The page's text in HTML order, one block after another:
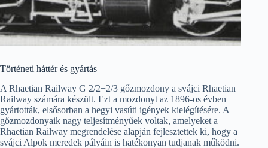
Történeti háttér és gyártás
A Rhaetian Railway G 2/2+2/3 gőzmozdony a svájci Rhaetian
Railway számára készült. Ezt a mozdonyt az 1896-os évben
gyártották, elsősorban a hegyi vasúti igények kielégítésére. A
gőzmozdonyaik nagy teljesítményűek voltak, amelyeket a
Rhaetian Railway megrendelése alapján fejlesztettek ki, hogy a
svájci Alpok meredek pályáin is hatékonyan tudjanak működni.